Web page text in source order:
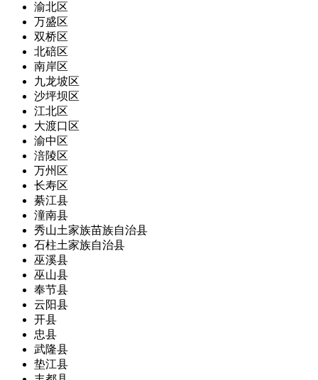
渝北区
万盛区
双桥区
北碚区
南岸区
九龙坡区
沙坪坝区
江北区
大渡口区
渝中区
涪陵区
万州区
长寿区
綦江县
潼南县
秀山土家族苗族自治县
石柱土家族自治县
巫溪县
巫山县
奉节县
云阳县
开县
忠县
武隆县
垫江县